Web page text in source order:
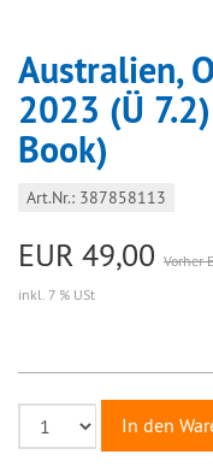
Australien,
2023 (Ü
Book)
Art.Nr.: 387858113
EUR 49,00 Vorher
inkl. 7 % USt
In den